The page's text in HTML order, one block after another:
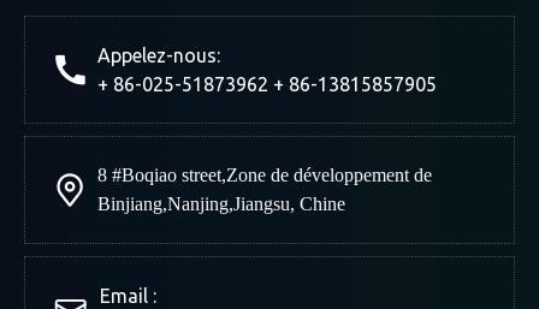
Appelez-nous:
+ 86-025-51873962 + 86-13815857905
8 #Boqiao street,Zone de développement de
Binjiang,Nanjing,Jiangsu, Chine
Email :